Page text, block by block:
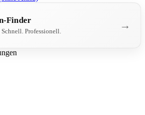
Finder
Professionell. →